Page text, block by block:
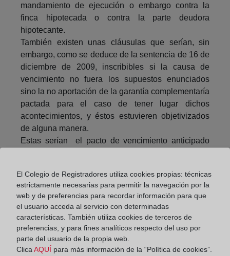
mandamiento de ejecución o embargo contra la
finca hipotecada o contra la parte deudora
hipotecante.
También existen unas cláusulas que serían, sin
embargo, como se deduce de la sentencia de 16 de
diciembre de 2009, inscribibles si la causa de
vencimiento no fuera los supuestos enunciados
sino la no aportación de la garantía complementaría
pactada para el caso de tener lugar dichos
acontecimientos, y éstos estuvieren objetivizados
de alguna manera.
Estas serían el pacto de vencimiento anticipado
disminución del valor de la finca por fluctuación de
los precios de mercado; el pacto de vencimiento
anticipado por expropiación de la finca; los pactos
que vinculan el vencimiento anticipado a causas
ajenas al contrato de hipoteca; o el pacto de
vencimiento anticipado por incumplimiento de
prestaciones accesorias.
El Colegio de Registradores utiliza cookies propias: técnicas
estrictamente necesarias para permitir la navegación por la
web y de preferencias para recordar información para que
el usuario acceda al servicio con determinadas
características. También utiliza cookies de terceros de
preferencias, y para fines analíticos respecto del uso por
parte del usuario de la propia web.
Clica AQUÍ para más información de la “Política de cookies”.